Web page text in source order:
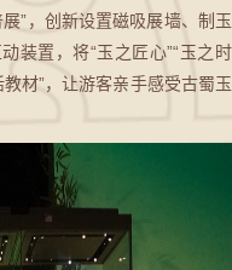
”，创新设置磁吸展墙、制玉
装置，将“玉之匠心”“玉之时
材”，让游客亲手感受古蜀玉